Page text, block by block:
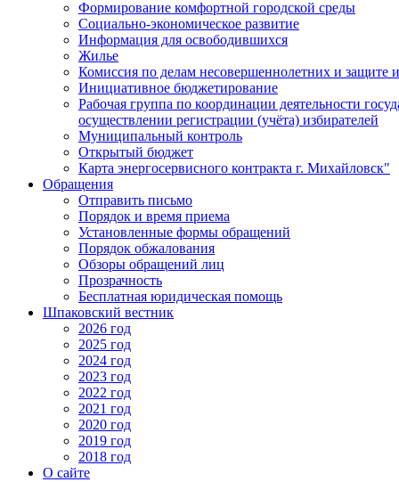
Формирование комфортной городской среды
Социально-экономическое развитие
Информация для освободившихся
Жилье
Комиссия по делам несовершеннолетних и защите
Инициативное бюджетирование
Рабочая группа по координации деятельности
осуществлении регистрации (учёта) избирателей
Муниципальный контроль
Открытый бюджет
Карта энергосервисного контракта г. Михайловск"
Обращения
Отправить письмо
Порядок и время приема
Установленные формы обращений
Порядок обжалования
Обзоры обращений лиц
Прозрачность
Бесплатная юридическая помощь
Шпаковский вестник
2026 год
2025 год
2024 год
2023 год
2022 год
2021 год
2020 год
2019 год
2018 год
О сайте